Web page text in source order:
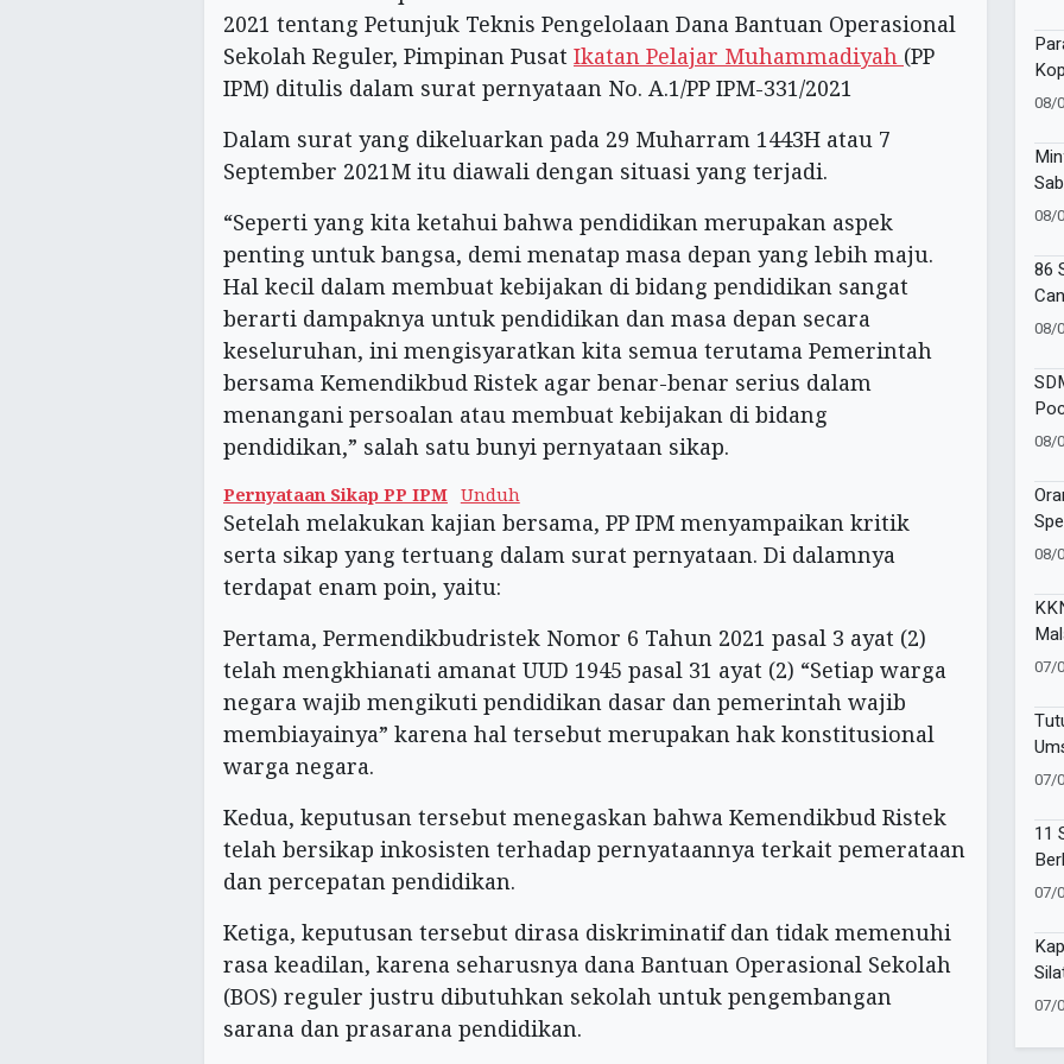
2021 tentang Petunjuk Teknis Pengelolaan Dana Bantuan Operasional
Sekolah Reguler, Pimpinan Pusat Ikatan Pelajar Muhammadiyah (PP
IPM) ditulis dalam surat pernyataan No. A.1/PP IPM-331/2021
Dalam surat yang dikeluarkan pada 29 Muharram 1443H atau 7
September 2021M itu diawali dengan situasi yang terjadi.
“Seperti yang kita ketahui bahwa pendidikan merupakan aspek
penting untuk bangsa, demi menatap masa depan yang lebih maju.
Hal kecil dalam membuat kebijakan di bidang pendidikan sangat
berarti dampaknya untuk pendidikan dan masa depan secara
keseluruhan, ini mengisyaratkan kita semua terutama Pemerintah
bersama Kemendikbud Ristek agar benar-benar serius dalam
menangani persoalan atau membuat kebijakan di bidang
pendidikan,” salah satu bunyi pernyataan sikap.
Pernyataan Sikap PP IPM Unduh
Setelah melakukan kajian bersama, PP IPM menyampaikan kritik
serta sikap yang tertuang dalam surat pernyataan. Di dalamnya
terdapat enam poin, yaitu:
Pertama, Permendikbudristek Nomor 6 Tahun 2021 pasal 3 ayat (2)
telah mengkhianati amanat UUD 1945 pasal 31 ayat (2) “Setiap warga
negara wajib mengikuti pendidikan dasar dan pemerintah wajib
membiayainya” karena hal tersebut merupakan hak konstitusional
warga negara.
Kedua, keputusan tersebut menegaskan bahwa Kemendikbud Ristek
telah bersikap inkosisten terhadap pernyataannya terkait pemerataan
dan percepatan pendidikan.
Ketiga, keputusan tersebut dirasa diskriminatif dan tidak memenuhi
rasa keadilan, karena seharusnya dana Bantuan Operasional Sekolah
(BOS) reguler justru dibutuhkan sekolah untuk pengembangan
sarana dan prasarana pendidikan.
08/
08/
86
08/
08/
08/
07/
07/
11
07/
07/